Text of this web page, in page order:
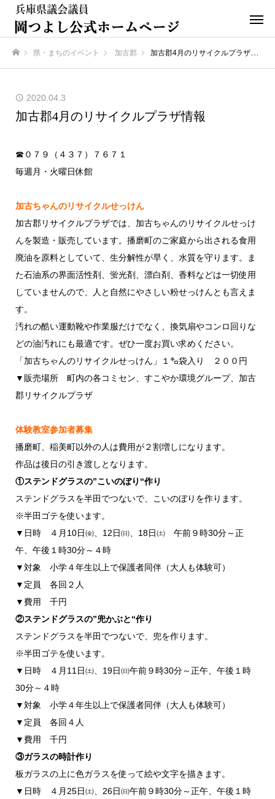
県・まちのイベント 加古郡 加古郡4月のリサイクルプラザ情報
2020.04.3
加古郡4月のリサイクルプラザ情報
☎０７９（４３７）７６７１
毎週月・火曜日休館
加古ちゃんのリサイクルせっけん
加古郡リサイクルプラザでは、加古ちゃんのリサイクルせっけ
んを製造・販売しています。播磨町のご家庭から出される食用
廃油を原料としていて、生分解性が早く、水質を守ります。ま
た石油系の界面活性剤、蛍光剤、漂白剤、香料などは一切使用
していませんので、人と自然にやさしい粉せっけんとも言えま
す。
汚れの酷い運動靴や作業服だけでなく、換気扇やコンロ回りな
どの油汚れにも最適です。ぜひ一度お買い求めください。
「加古ちゃんのリサイクルせっけん」１㌔袋入り ２００円
▼販売場所 町内の各コミセン、すこやか環境グループ、加古
郡リサイクルプラザ
体験教室参加者募集
播磨町、稲美町以外の人は費用が２割増しになります。
作品は後日の引き渡しとなります。
①ステンドグラスの”こいのぼり“作り
ステンドグラスを半田でつないで、こいのぼりを作ります。
※半田ゴテを使います。
▼日時 ４月10日㈮、12日㈰、18日㈯ 午前９時30分～正
午、午後１時30分～４時
▼対象 小学４年生以上で保護者同伴（大人も体験可）
▼定員 各回２人
▼費用 千円
②ステンドグラスの”兜かぶと“作り
ステンドグラスを半田でつないで、兜を作ります。
※半田ゴテを使います。
▼日時 ４月11日㈯、19日㈰午前９時30分～正午、午後１時
30分～４時
▼対象 小学４年生以上で保護者同伴（大人も体験可）
▼定員 各回４人
▼費用 千円
③ガラスの時計作り
板ガラスの上に色ガラスを使って絵や文字を描きます。
▼日時 ４月25日㈯、26日㈰午前９時30分～正午、午後１時